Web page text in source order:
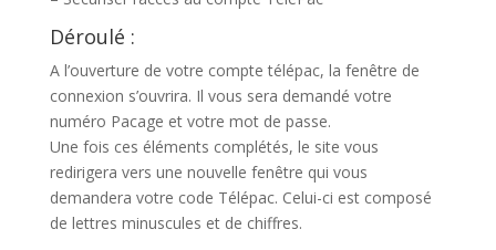
Déroulé :
A l’ouverture de votre compte télépac, la fenêtre de
connexion s’ouvrira. Il vous sera demandé votre
numéro Pacage et votre mot de passe.
Une fois ces éléments complétés, le site vous
redirigera vers une nouvelle fenêtre qui vous
demandera votre code Télépac. Celui-ci est composé
de lettres minuscules et de chiffres.